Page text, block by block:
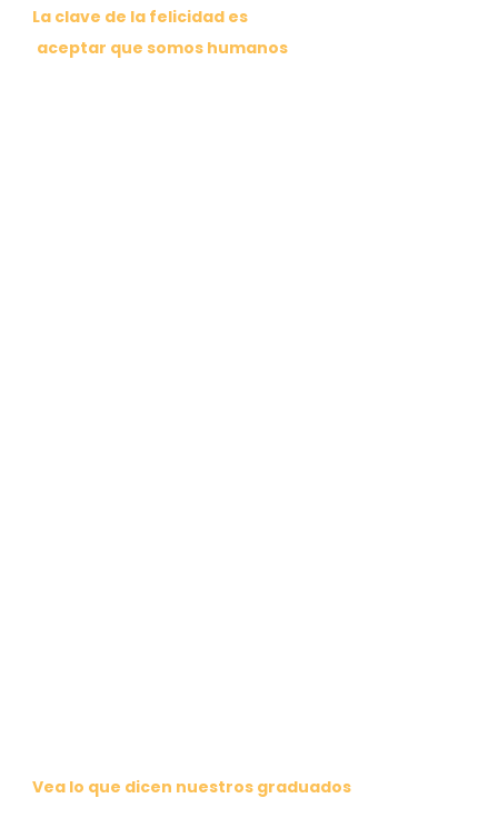
La clave de la felicidad es
aceptar que somos humanos
Vea lo que dicen nuestros graduados